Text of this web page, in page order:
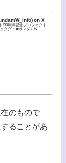
on X
/30周年記念プロジェクト
タグ： #ガンダムＷ
のもので
ることがあ